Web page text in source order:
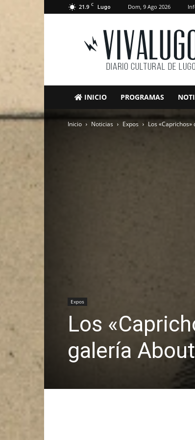
21.9 C Lugo Dom, 9 Ago 2026
VivaLugo
INICIO PROGRAMAS
Inicio Noticias Expos Los
Expos
Los
galería